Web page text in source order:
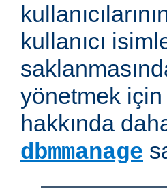
kullanıcı
yönetmek için
hakkında
dbmmanage